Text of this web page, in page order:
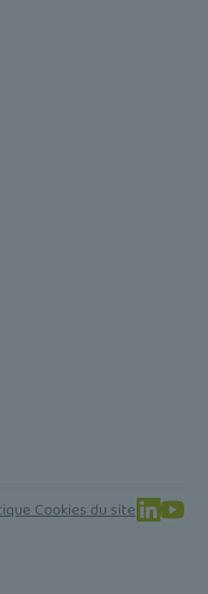
Cookies du site